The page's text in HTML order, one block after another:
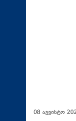
08 აგვისტო